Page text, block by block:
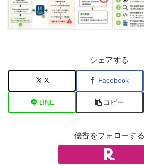
シェアする
X Facebook
LINE コピー
優香をフォローする